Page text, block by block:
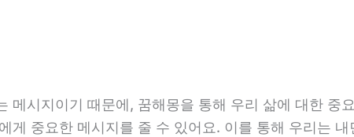
메시지이기 때문에, 꿈해몽을 통해 우리 삶에 대한 중
게 중요한 메시지를 줄 수 있어요. 이를 통해 우리는